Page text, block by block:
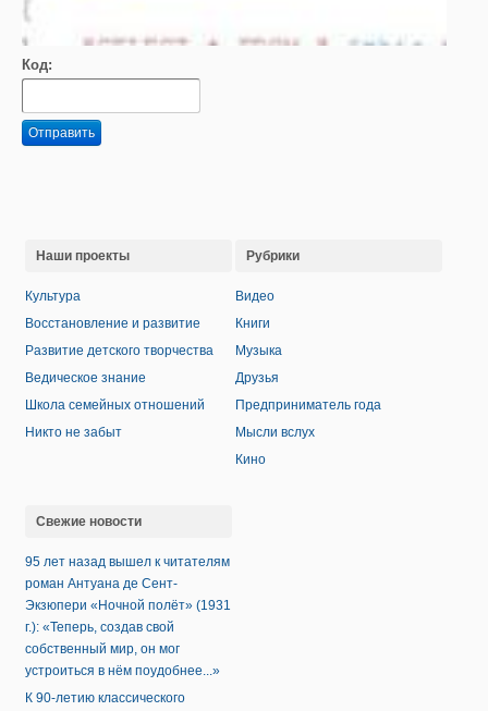
Код:
Отправить
Наши проекты
Культура
Восстановление и развитие
Развитие детского творчества
Ведическое знание
Школа семейных отношений
Никто не забыт
Рубрики
Видео
Книги
Музыка
Друзья
Предприниматель года
Мысли вслух
Кино
Свежие новости
95 лет назад вышел к читателям
роман Антуана де Сент-
Экзюпери «Ночной полёт» (1931
г.): «Теперь, создав свой
собственный мир, он мог
устроиться в нём поудобнее...»
К 90-летию классического